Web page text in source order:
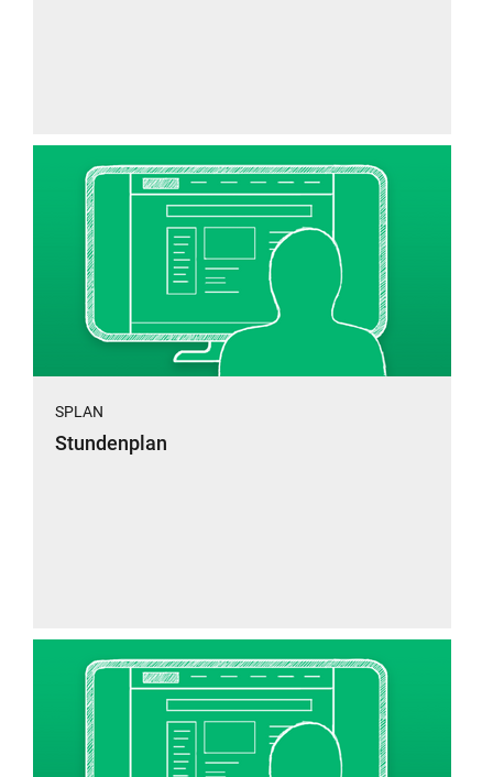
SPLAN
Stundenplan